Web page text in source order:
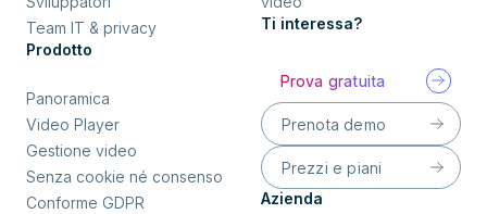
Team IT & privacy
Prodotto
Panoramica
Video Player
Gestione video
Senza cookie né consenso
Conforme GDPR
Ti interessa?
Prova gratuita
Prenota demo
Prezzi e piani
Azienda